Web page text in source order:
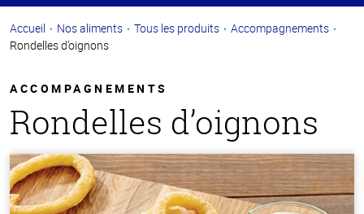
principale
Accueil Nos aliments Tous les produits
Accompagnements
Rondelles d’oignons
ACCOMPAGNEMENTS
Rondelles d’oignons